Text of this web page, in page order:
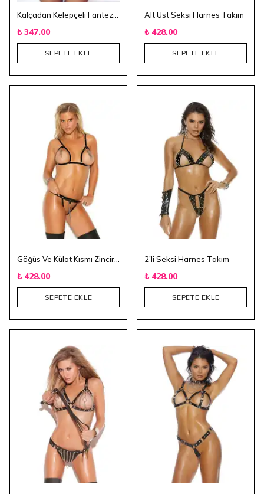
₺ 347.00
SEPETE EKLE
Alt Üst Seksi Harnes Takım
₺ 428.00
SEPETE EKLE
₺ 428.00
SEPETE EKLE
2'li Seksi Harnes Takım
₺ 428.00
SEPETE EKLE